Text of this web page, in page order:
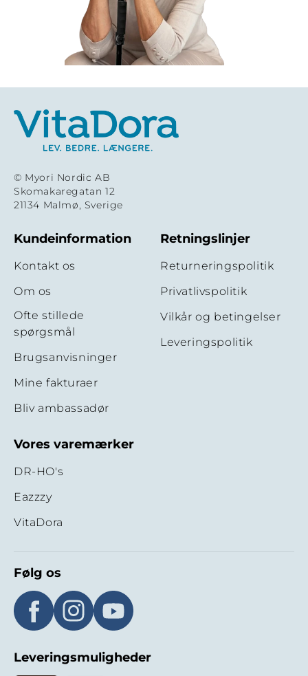
© Myori Nordic AB
Skomakaregatan 12
21134 Malmø, Sverige
Kundeinformation
Kontakt os
Om os
Ofte stillede
spørgsmål
Brugsanvisninger
Mine fakturaer
Bliv ambassadør
Retningslinjer
Returneringspolitik
Privatlivspolitik
Vilkår og betingelser
Leveringspolitik
Vores varemærker
DR-HO's
Eazzzy
VitaDora
Følg os
Leveringsmuligheder